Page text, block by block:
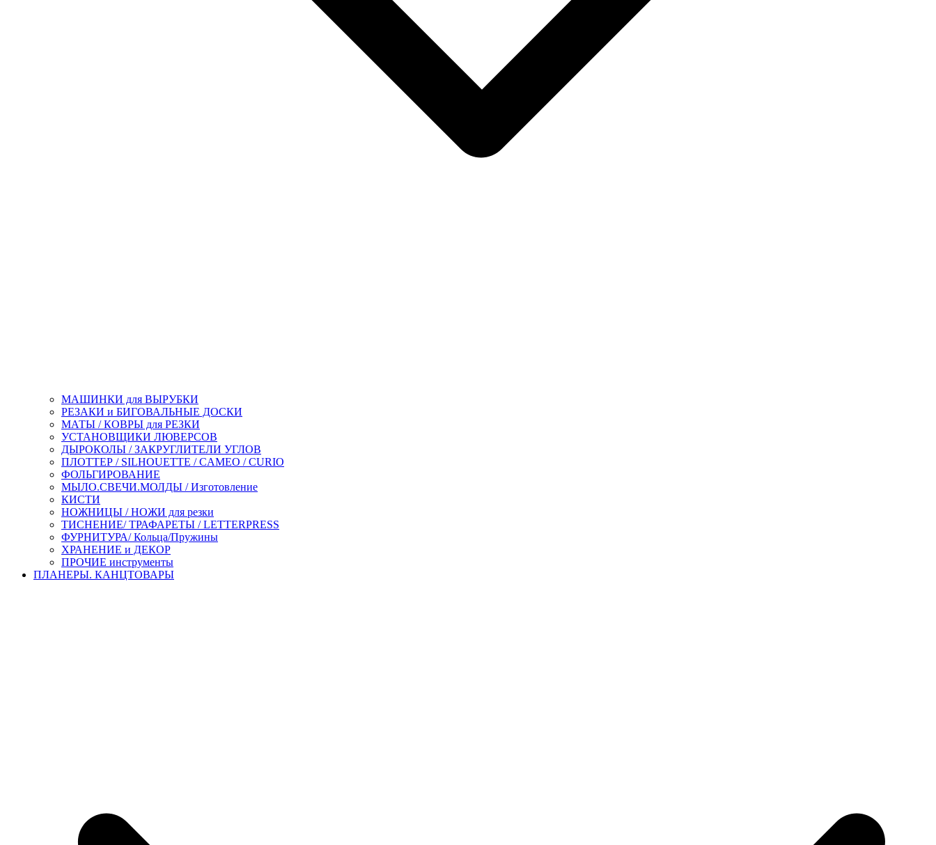
МАШИНКИ для ВЫРУБКИ
РЕЗАКИ и БИГОВАЛЬНЫЕ ДОСКИ
МАТЫ / КОВРЫ для РЕЗКИ
УСТАНОВЩИКИ ЛЮВЕРСОВ
ДЫРОКОЛЫ / ЗАКРУГЛИТЕЛИ УГЛОВ
ПЛОТТЕР / SILHOUETTE / CAMEO / CURIO
ФОЛЬГИРОВАНИЕ
МЫЛО.СВЕЧИ.МОЛДЫ / Изготовление
КИСТИ
НОЖНИЦЫ / НОЖИ для резки
ТИСНЕНИЕ/ ТРАФАРЕТЫ / LETTERPRESS
ФУРНИТУРА/ Кольца/Пружины
ХРАНЕНИЕ и ДЕКОР
ПРОЧИЕ инструменты
ПЛАНЕРЫ. КАНЦТОВАРЫ